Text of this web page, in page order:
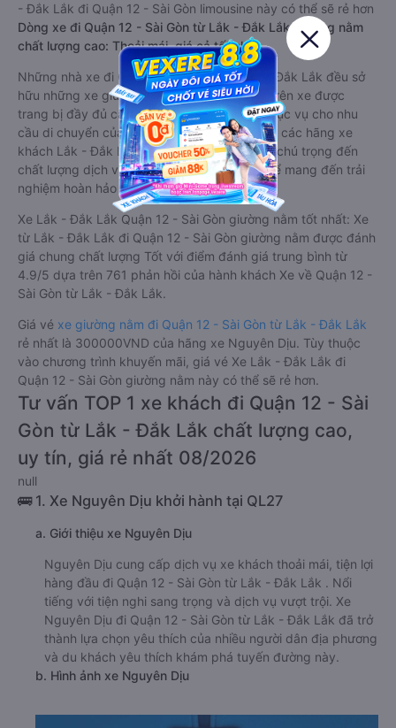
- Đắk Lắk đi Quận 12 - Sài Gòn limousine này có thể sẽ rẻ hơn
Dòng xe đi Quận 12 - Sài Gòn từ Lắk - Đắk Lắk giường nằm
chất lượng cao: Thoải mái, giá cả tốt nhất
Những nhà xe đi Quận 12 - Sài Gòn từ Lắk - Đắk Lắk đều sở
hữu những xe giường nằm chất lượng cao. Trên xe được
trang bị đầy đủ các trang thiết bị hiện đại phục vụ cho nhu
cầu di chuyển của hành khách. Bên cạnh đó, các hãng xe
khách Lắk - Đắk Lắk Quận 12 - Sài Gòn luôn chú trọng đến
chất lượng dịch vụ, không ngừng cải thiện để mang đến trải
nghiệm hoàn hảo cho hành khách.
Xe Lắk - Đắk Lắk Quận 12 - Sài Gòn giường nằm tốt nhất: Xe
từ Lắk - Đắk Lắk đi Quận 12 - Sài Gòn giường nằm được đánh
giá chung chất lượng Tốt với điểm đánh giá trung bình từ
4.9/5 dựa trên 761 phản hồi của hành khách Xe về Quận 12 -
Sài Gòn từ Lắk - Đắk Lắk.
Giá vé xe giường nằm đi Quận 12 - Sài Gòn từ Lắk - Đắk Lắk
rẻ nhất là 300000VND của hãng xe Nguyên Dịu. Tùy thuộc
vào chương trình khuyến mãi, giá vé Xe Lắk - Đắk Lắk đi
Quận 12 - Sài Gòn giường nằm này có thể sẽ rẻ hơn.
Tư vấn TOP 1 xe khách đi Quận 12 - Sài
Gòn từ Lắk - Đắk Lắk chất lượng cao,
uy tín, giá rẻ nhất 08/2026
null
🚌 1. Xe Nguyên Dịu khởi hành tại QL27
a. Giới thiệu xe Nguyên Dịu
Nguyên Dịu cung cấp dịch vụ xe khách thoải mái, tiện lợi
hàng đầu đi Quận 12 - Sài Gòn từ Lắk - Đắk Lắk . Nổi
tiếng với tiện nghi sang trọng và dịch vụ vượt trội. Xe
Nguyên Dịu đi Quận 12 - Sài Gòn từ Lắk - Đắk Lắk đã trở
thành lựa chọn yêu thích của nhiều người dân địa phương
và du khách yêu thích khám phá tuyến đường này.
b. Hình ảnh xe Nguyên Dịu